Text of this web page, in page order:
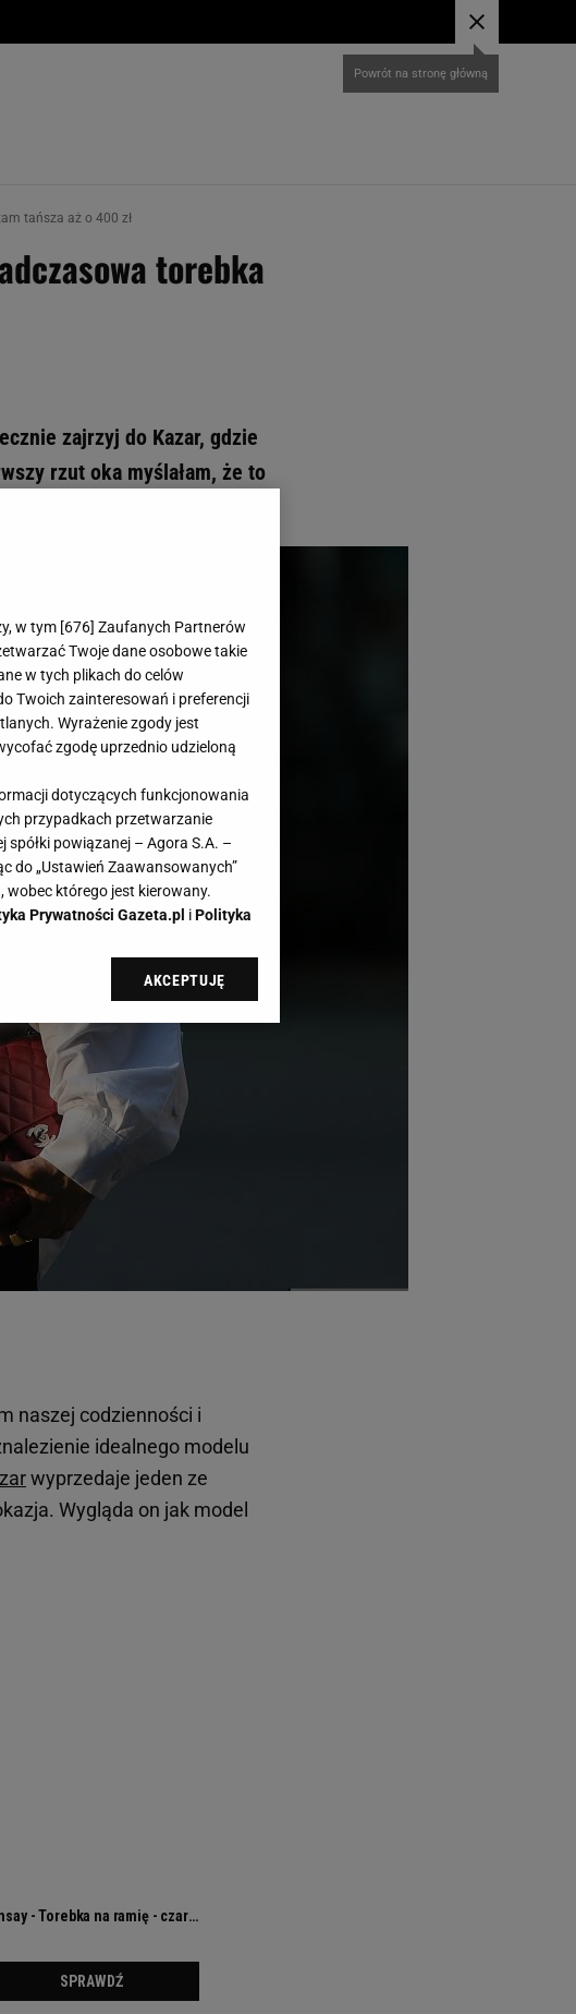
tańsza aż o 400 zł
torebka
zajrzyj do Kazar, gdzie
rzut oka myślałam, że to
naszej codzienności i
idealnego modelu
wyprzedaje jeden ze
Wygląda on jak model
w tym [676] Zaufanych Partnerów
Twoje dane osobowe takie
w tych plikach do celów
Twoich zainteresowań i preferencji
Wyrażenie zgody jest
zgodę uprzednio udzieloną
dotyczących funkcjonowania
przypadkach przetwarzanie
powiązanej – Agora S.A. –
do „Ustawień Zaawansowanych”
wobec którego jest kierowany.
Prywatności Gazeta.pl iPolityka
Gazeta.pl sp. z o.o., jej
przetwarzania danych poprzez
Zmiana ustawień
celach:
do celów identyfikacji.
i treści, pomiar reklam i treści,
AKCEPTUJĘ